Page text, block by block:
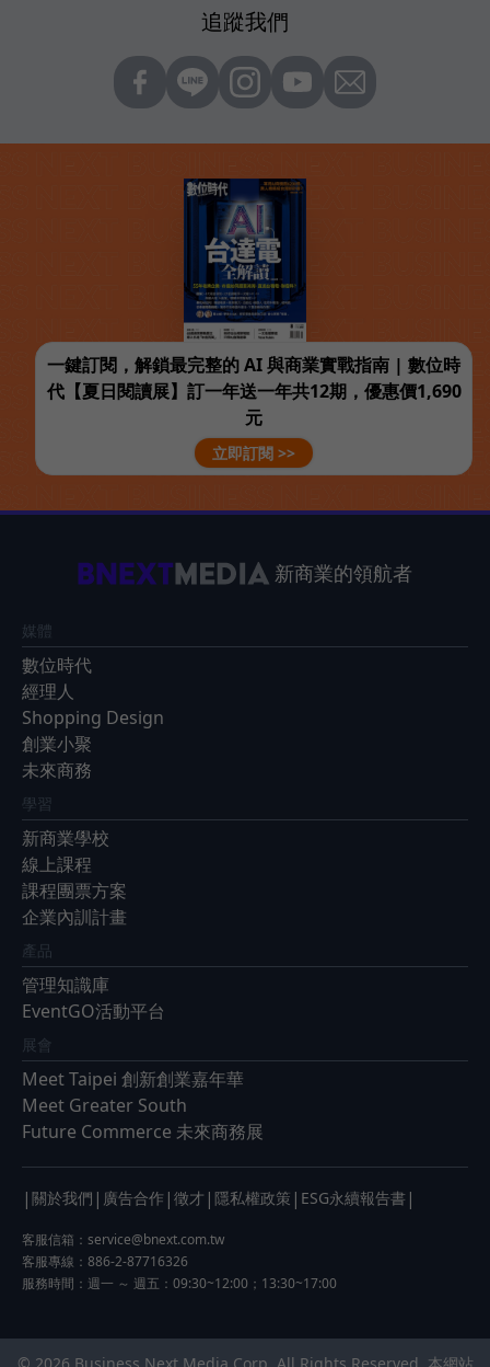
追蹤我們
一鍵訂閱，解鎖最完整的 AI 與商業實戰指南 | 數位時
代【夏日閱讀展】訂一年送一年共12期，優惠價1,690
元
立即訂閱 >>
新商業的領航者
媒體
數位時代
經理人
Shopping Design
創業小聚
未來商務
學習
新商業學校
線上課程
課程團票方案
企業內訓計畫
產品
管理知識庫
EventGO活動平台
展會
Meet Taipei 創新創業嘉年華
Meet Greater South
Future Commerce 未來商務展
| 關於我們 | 廣告合作 | 徵才 | 隱私權政策 | ESG永續報告書 |
客服信箱： service@bnext.com.tw
客服專線：886-2-87716326
服務時間：週一 ～ 週五：09:30~12:00；13:30~17:00